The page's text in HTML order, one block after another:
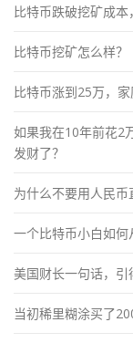
比特币跌破挖矿成本
比特币挖矿怎么样？
比特币涨到25万，
如果我在10年前花2
发财了？
为什么不要用人民币
一个比特币小白如何
美国财长一句话，引
当初稀里糊涂买了